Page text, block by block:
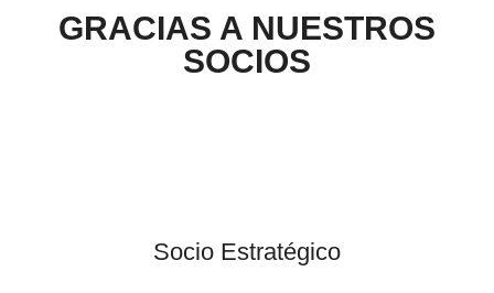
GRACIAS A NUESTROS
SOCIOS
Socio Estratégico